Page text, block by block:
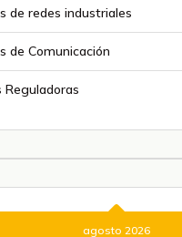
de redes industriales
de Comunicación
Reguladoras
agosto 2026